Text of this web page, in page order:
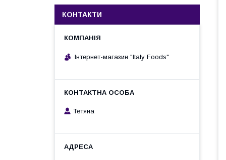
КОНТАКТИ
Інтернет-магазин "Italy Foods"
Тетяна